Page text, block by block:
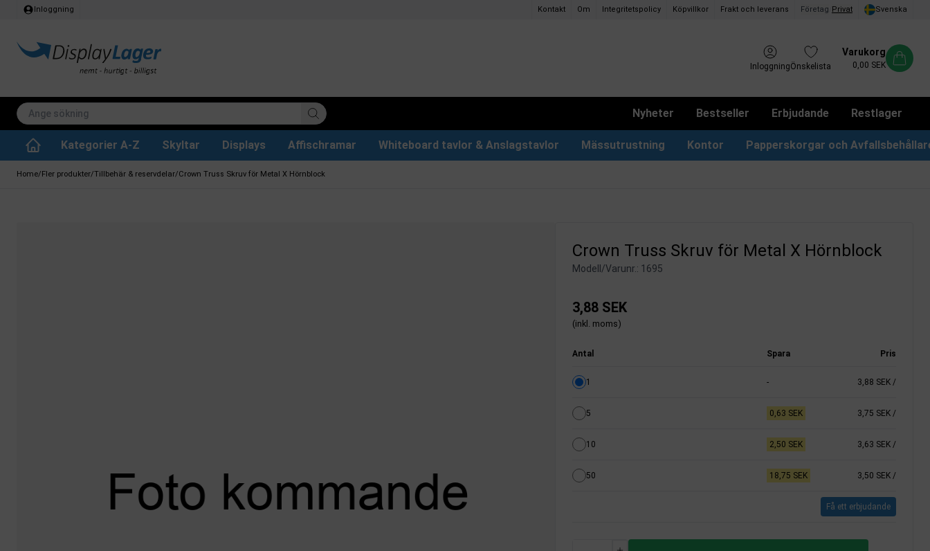
Inloggning Kontakt Om Integritetspolicy Köpvillkor Frakt och leverans Företag Privat Svenska
InloggningÖnskelista
Varukorg
0,00 SEK
Nyheter Bestseller Erbjudande Restlager
Kategorier A-Z Skyltar Displays Affischramar Whiteboard tavlor & Anslagstavlor Mässutrustning Kontor Papperskorgar och
Home/Fler produkter/Tillbehär & reservdelar/Crown Truss Skruv för Metal X Hörnblock
Crown Truss Skruv för Metal X Hörnblock
Modell/Varunr.: 1695
3,88 SEK
(inkl. moms)
Antal Spara Pris
1 - 3,88 SEK /
5 0,63 SEK 3,75 SEK /
10 2,50 SEK 3,63 SEK /
50 18,75 SEK 3,50 SEK /
Få ett erbjudande